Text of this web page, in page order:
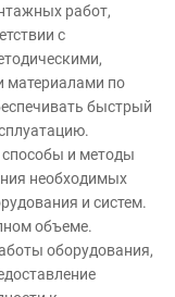
работ,
с
материалами по
быстрый
и методы
необходимых
и систем.
объеме.
оборудования,